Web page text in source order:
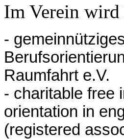
Im Verein wird
-
Raumfahrt e.V.
- charitable free
orientation in
(registered